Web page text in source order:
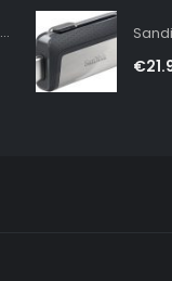
NOD AURORA RGB 2.0 STEREO SPEAKERS 16W
€